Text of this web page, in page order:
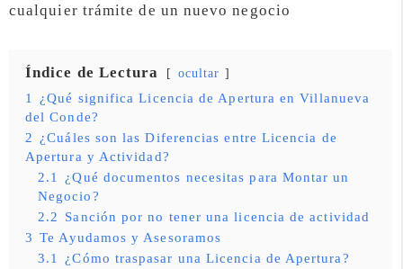
cualquier trámite de un nuevo negocio
Índice de Lectura ocultar
1
¿Qué significa Licencia de Apertura en Villanueva
del Conde?
2 ¿Cuáles son las Diferencias entre Licencia de
Apertura y Actividad?
2.1
¿Qué documentos necesitas para Montar un
Negocio?
2.2 Sanción por no tener una licencia de actividad
3 Te Ayudamos y Asesoramos
3.1
¿Cómo traspasar una Licencia de Apertura?